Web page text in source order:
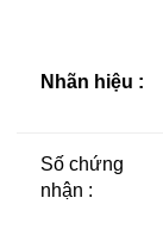
Nhãn hiệu :
Số chứng
nhận :